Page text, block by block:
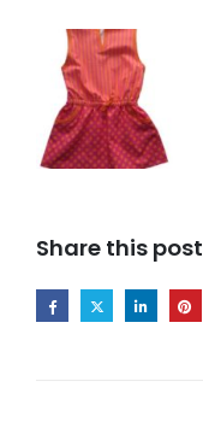
Share this post